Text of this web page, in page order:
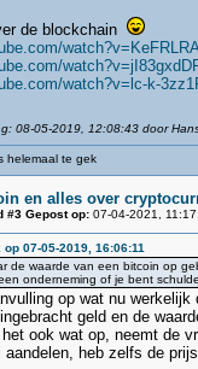
de blockchain
watch?v=lc-k-
08-05-2019, 12:08:43 door
helemaal te gek
en alles over
#3 Gepost op:07-04-2021,
07-05-2019, 16:06:11
de waarde van een bitcoin op
onderneming of je bent
op wat nu werkelijk
geld en de
ook wat op, neemt de
heb zelfs de